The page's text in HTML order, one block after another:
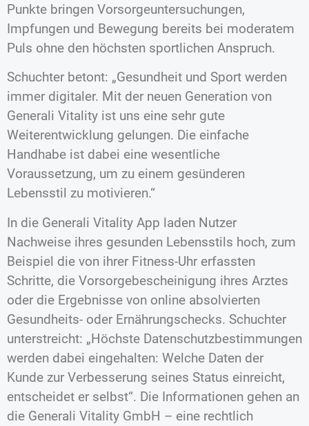
Punkte bringen Vorsorgeuntersuchungen,
Impfungen und Bewegung bereits bei moderatem
Puls ohne den höchsten sportlichen Anspruch.
Schuchter betont: „Gesundheit und Sport werden
immer digitaler. Mit der neuen Generation von
Generali Vitality ist uns eine sehr gute
Weiterentwicklung gelungen. Die einfache
Handhabe ist dabei eine wesentliche
Voraussetzung, um zu einem gesünderen
Lebensstil zu motivieren.“
In die Generali Vitality App laden Nutzer
Nachweise ihres gesunden Lebensstils hoch, zum
Beispiel die von ihrer Fitness-Uhr erfassten
Schritte, die Vorsorgebescheinigung ihres Arztes
oder die Ergebnisse von online absolvierten
Gesundheits- oder Ernährungschecks. Schuchter
unterstreicht: „Höchste Datenschutzbestimmungen
werden dabei eingehalten: Welche Daten der
Kunde zur Verbesserung seines Status einreicht,
entscheidet er selbst“. Die Informationen gehen an
die Generali Vitality GmbH – eine rechtlich